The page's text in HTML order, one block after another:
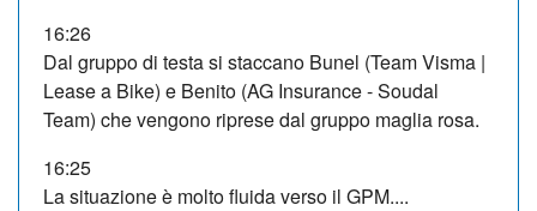
16:26
Dal gruppo di testa si staccano Bunel (Team Visma |
Lease a Bike) e Benito (AG Insurance - Soudal
Team) che vengono riprese dal gruppo maglia rosa.
16:25
La situazione è molto fluida verso il GPM....